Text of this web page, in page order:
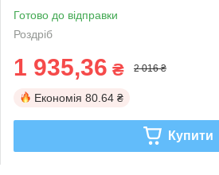
Готово до відправки
Роздріб
1 935,36 ₴ 2 016 ₴
Економія 80.64 ₴
Купити